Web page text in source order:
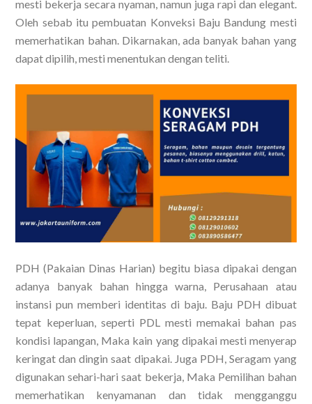
mesti bekerja secara nyaman, namun juga rapi dan elegant.
Oleh sebab itu pembuatan Konveksi Baju Bandung mesti
memerhatikan bahan. Dikarnakan, ada banyak bahan yang
dapat dipilih, mesti menentukan dengan teliti.
PDH (Pakaian Dinas Harian) begitu biasa dipakai dengan
adanya banyak bahan hingga warna, Perusahaan atau
instansi pun memberi identitas di baju. Baju PDH dibuat
tepat keperluan, seperti PDL mesti memakai bahan pas
kondisi lapangan, Maka kain yang dipakai mesti menyerap
keringat dan dingin saat dipakai. Juga PDH, Seragam yang
digunakan sehari-hari saat bekerja, Maka Pemilihan bahan
memerhatikan kenyamanan dan tidak mengganggu